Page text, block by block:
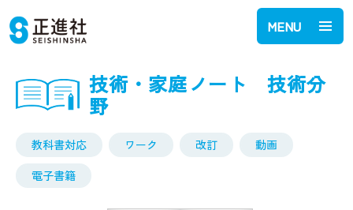
MENU
技術・家庭ノート 技術分
野
教科書対応 ワーク 改訂
動画
電子書籍